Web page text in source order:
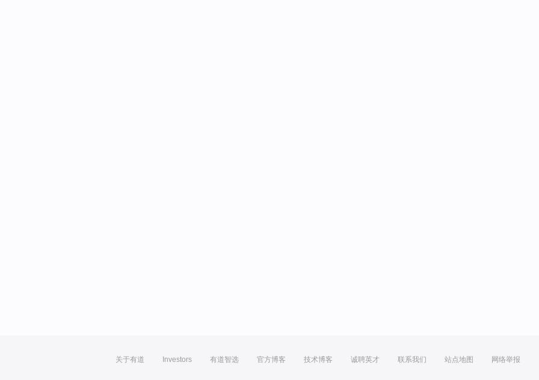
关于有道 Investors 有道智选 官方博客 技术博客 诚聘英才 联系我们 站点地图 网络举报